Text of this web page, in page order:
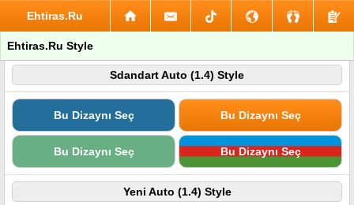
Ehtiras.Ru
Ehtiras.Ru Style
Sdandart Auto (1.4) Style
Bu Dizaynı Seç Bu Dizaynı Seç
Bu Dizaynı Seç Bu Dizaynı Seç
Yeni Auto (1.4) Style